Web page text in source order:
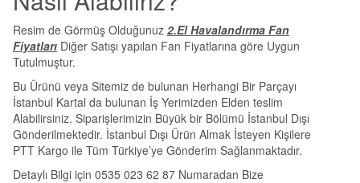
Resim de Görmüş Olduğunuz 2.El Havalandırma Fan
Fiyatları Diğer Satışı yapılan Fan Fiyatlarına göre Uygun
Tutulmuştur.
Bu Ürünü veya Sitemiz de bulunan Herhangi Bir Parçayı
İstanbul Kartal da bulunan İş Yerimizden Elden teslim
Alabilirsiniz. Siparişlerimizin Büyük bir Bölümü İstanbul Dışı
Gönderilmektedir. İstanbul Dışı Ürün Almak İsteyen Kişilere
PTT Kargo ile Tüm Türkiye’ye Gönderim Sağlanmaktadır.
Detaylı Bilgi için 0535 023 62 87 Numaradan Bize